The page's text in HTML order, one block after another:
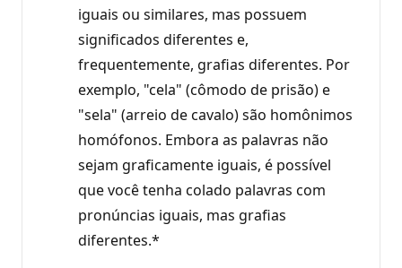
iguais ou similares, mas possuem
significados diferentes e,
frequentemente, grafias diferentes. Por
exemplo, "cela" (cômodo de prisão) e
"sela" (arreio de cavalo) são homônimos
homófonos. Embora as palavras não
sejam graficamente iguais, é possível
que você tenha colado palavras com
pronúncias iguais, mas grafias
diferentes.*